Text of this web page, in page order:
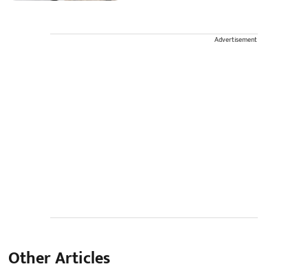
Advertisement
Other Articles